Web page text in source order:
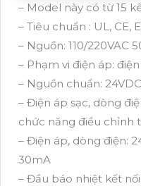
– Model này có từ 15
– Tiêu chuẩn : UL, CE,
– Nguồn: 110/220VAC
– Phạm vi điện áp:
– Nguồn chuẩn: 24VDC
– Điện áp sạc, dòng
chức năng điều chỉnh
– Điện áp, dòng điện:
30mA
– Đầu báo nhiệt kết